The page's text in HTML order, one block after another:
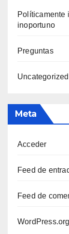
Polí­ticamente
inoportuno
Preguntas
Uncategorized
Meta
Acceder
Feed de
Feed de
WordPress.org